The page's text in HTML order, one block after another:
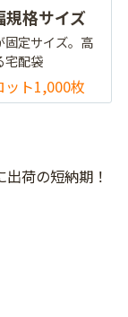
格サイズ
固定サイズ。高
宅配袋
ット1,000枚
荷の短納期！